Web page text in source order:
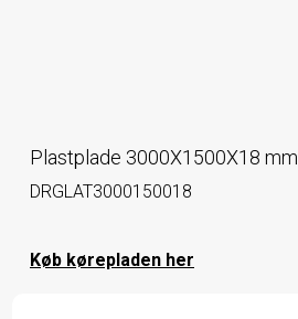
Plastplade 3000X1500X18 mm
DRGLAT3000150018
Køb kørepladen her